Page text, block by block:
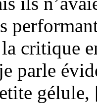
critique
parle